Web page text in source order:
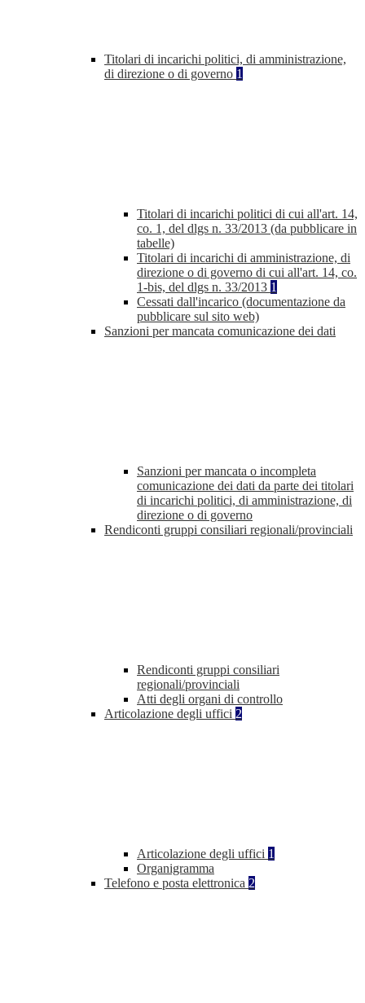
Titolari di incarichi politici, di amministrazione,
di direzione o di governo 1
Titolari di incarichi politici di cui all'art. 14,
co. 1, del dlgs n. 33/2013 (da pubblicare in
tabelle)
Titolari di incarichi di amministrazione, di
direzione o di governo di cui all'art. 14, co.
1-bis, del dlgs n. 33/2013 1
Cessati dall'incarico (documentazione da
pubblicare sul sito web)
Sanzioni per mancata comunicazione dei dati
Sanzioni per mancata o incompleta
comunicazione dei dati da parte dei titolari
di incarichi politici, di amministrazione, di
direzione o di governo
Rendiconti gruppi consiliari regionali/provinciali
Rendiconti gruppi consiliari
regionali/provinciali
Atti degli organi di controllo
Articolazione degli uffici 2
Articolazione degli uffici 1
Organigramma
Telefono e posta elettronica 2